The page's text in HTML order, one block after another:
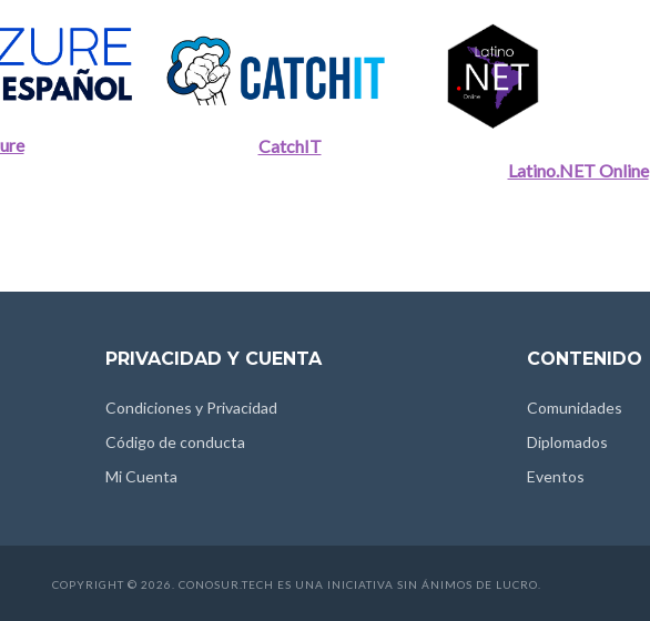
CatchIT
Latino.NET Online
PRIVACIDAD Y CUENTA
Condiciones y Privacidad
Código de conducta
Mi Cuenta
CONTENIDO
Comunidades
Diplomados
Eventos
COPYRIGHT © 2026. CONOSUR.TECH ES UNA INICIATIVA SIN ÁNIMOS DE LUCRO.